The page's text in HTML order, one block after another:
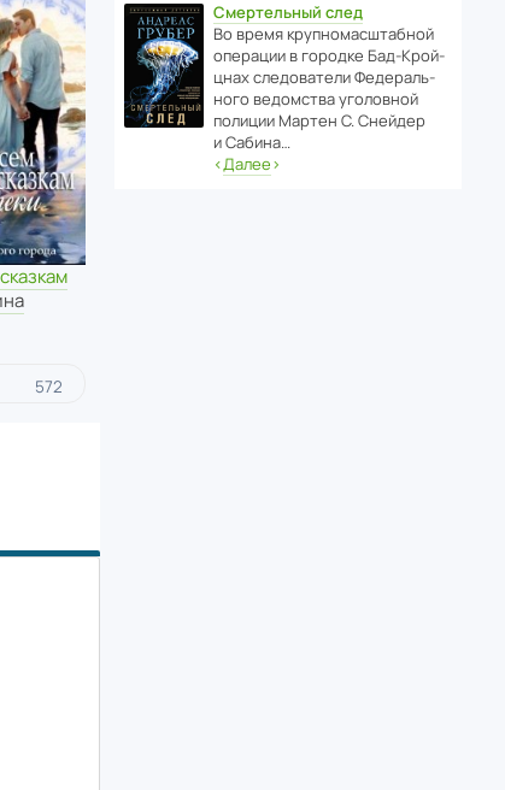
572
Смертельный след
Во время круп­но­мас­ш­та­бной
операции в городке Бад‑Крой­
цнах следо­ва­тели Феде­раль­
ного ведомства уголо­вной
полиции Мартен С. Снейдер
и Сабина…
‹Далее›